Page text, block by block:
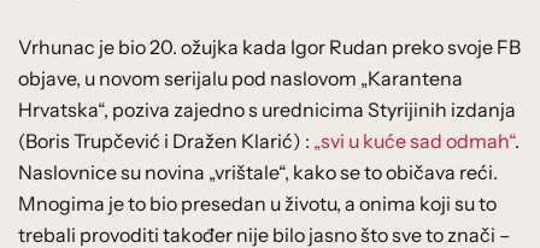
Vrhunac je bio 20. ožujka kada Igor Rudan preko svoje FB
objave, u novom serijalu pod naslovom „Karantena
Hrvatska“, poziva zajedno s urednicima Styrijinih izdanja
(Boris Trupčević i Dražen Klarić) : „svi u kuće sad odmah“.
Naslovnice su novina „vrištale“, kako se to običava reći.
Mnogima je to bio presedan u životu, a onima koji su to
trebali provoditi također nije bilo jasno što sve to znači –